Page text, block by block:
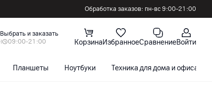
Обработка заказов: пн-вс 9:00–21:00
Выбрать и заказать
09:00-21:00
КорзинаИзбранноеСравнениеВойти
Планшеты Ноутбуки Техника для дома и офиса